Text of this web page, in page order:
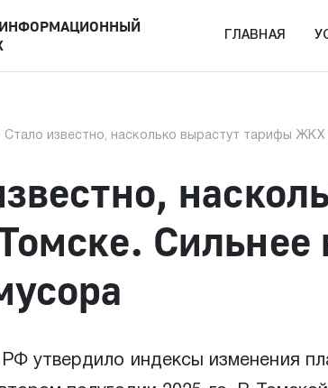
ИНФОРМАЦИОННЫЙ
ГЛАВНАЯ
Стало известно, насколько вырастут тарифы
Сильнее
РФ утвердило индексы изменения